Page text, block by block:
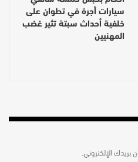
سيارات أجرة في تطوان على
خلفية أحداث سبتة تثير غضب
المهنيين
بريدك الإلكتروني.